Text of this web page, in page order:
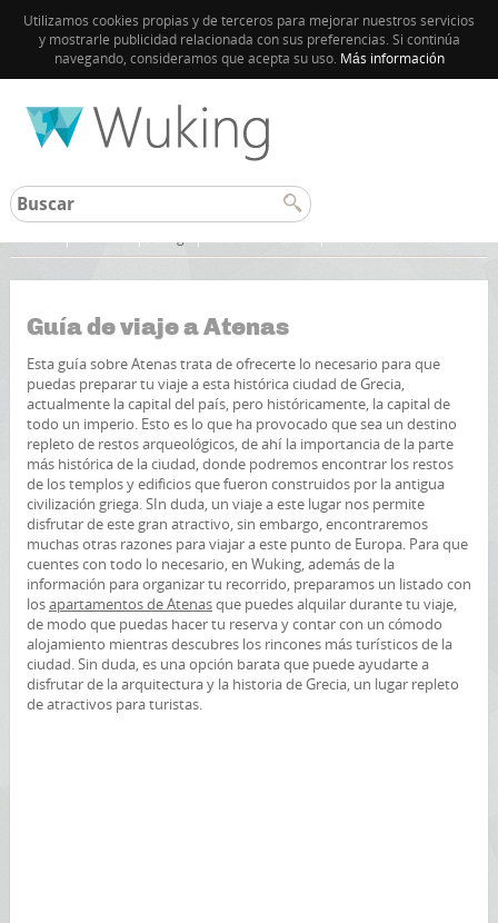
Utilizamos cookies propias y de terceros para mejorar nuestros servicios
y mostrarle publicidad relacionada con sus preferencias. Si continúa
navegando, consideramos que acepta su uso. Más información
Guía de viaje a Atenas
Esta guía sobre Atenas trata de ofrecerte lo necesario para que
puedas preparar tu viaje a esta histórica ciudad de Grecia,
actualmente la capital del país, pero históricamente, la capital de
todo un imperio. Esto es lo que ha provocado que sea un destino
repleto de restos arqueológicos, de ahí la importancia de la parte
más histórica de la ciudad, donde podremos encontrar los restos
de los templos y edificios que fueron construidos por la antigua
civilización griega. SIn duda, un viaje a este lugar nos permite
disfrutar de este gran atractivo, sin embargo, encontraremos
muchas otras razones para viajar a este punto de Europa. Para que
cuentes con todo lo necesario, en Wuking, además de la
información para organizar tu recorrido, preparamos un listado con
losapartamentos de Atenasque puedes alquilar durante tu viaje,
de modo que puedas hacer tu reserva y contar con un cómodo
alojamiento mientras descubres los rincones más turísticos de la
ciudad. Sin duda, es una opción barata que puede ayudarte a
disfrutar de la arquitectura y la historia de Grecia, un lugar repleto
de atractivos para turistas.